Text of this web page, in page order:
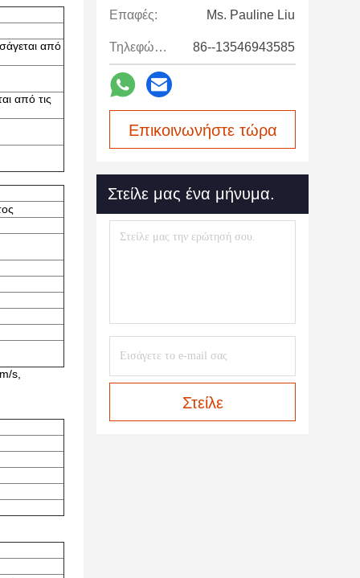
από
από τις
s,
Επαφές: Ms. Pauline Liu
Τηλεφώνημα: 86--13546943585
Επικοινωνήστε τώρα
Στείλε μας ένα μήνυμα.
Στείλε